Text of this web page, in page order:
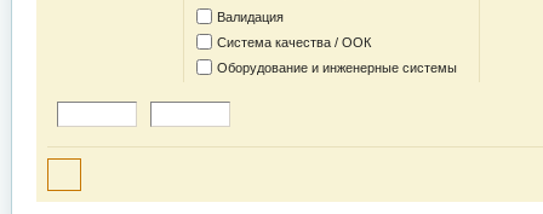
Валидация
Система качества / ООК
Оборудование и инженерные системы